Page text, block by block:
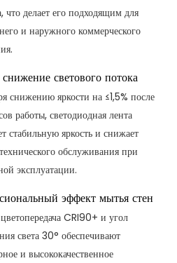
что делает его подходящим для
и наружного коммерческого
светового потока
снижению яркости на ≤1,5% после
работы, светодиодная лента
стабильную яркость и снижает
обслуживания при
эксплуатации.
эффект мытья стен
CRI90+ и угол
света 30° обеспечивают
и высококачественное